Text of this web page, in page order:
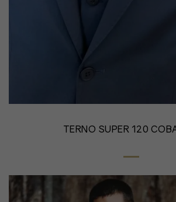
TERNO SUPER 120